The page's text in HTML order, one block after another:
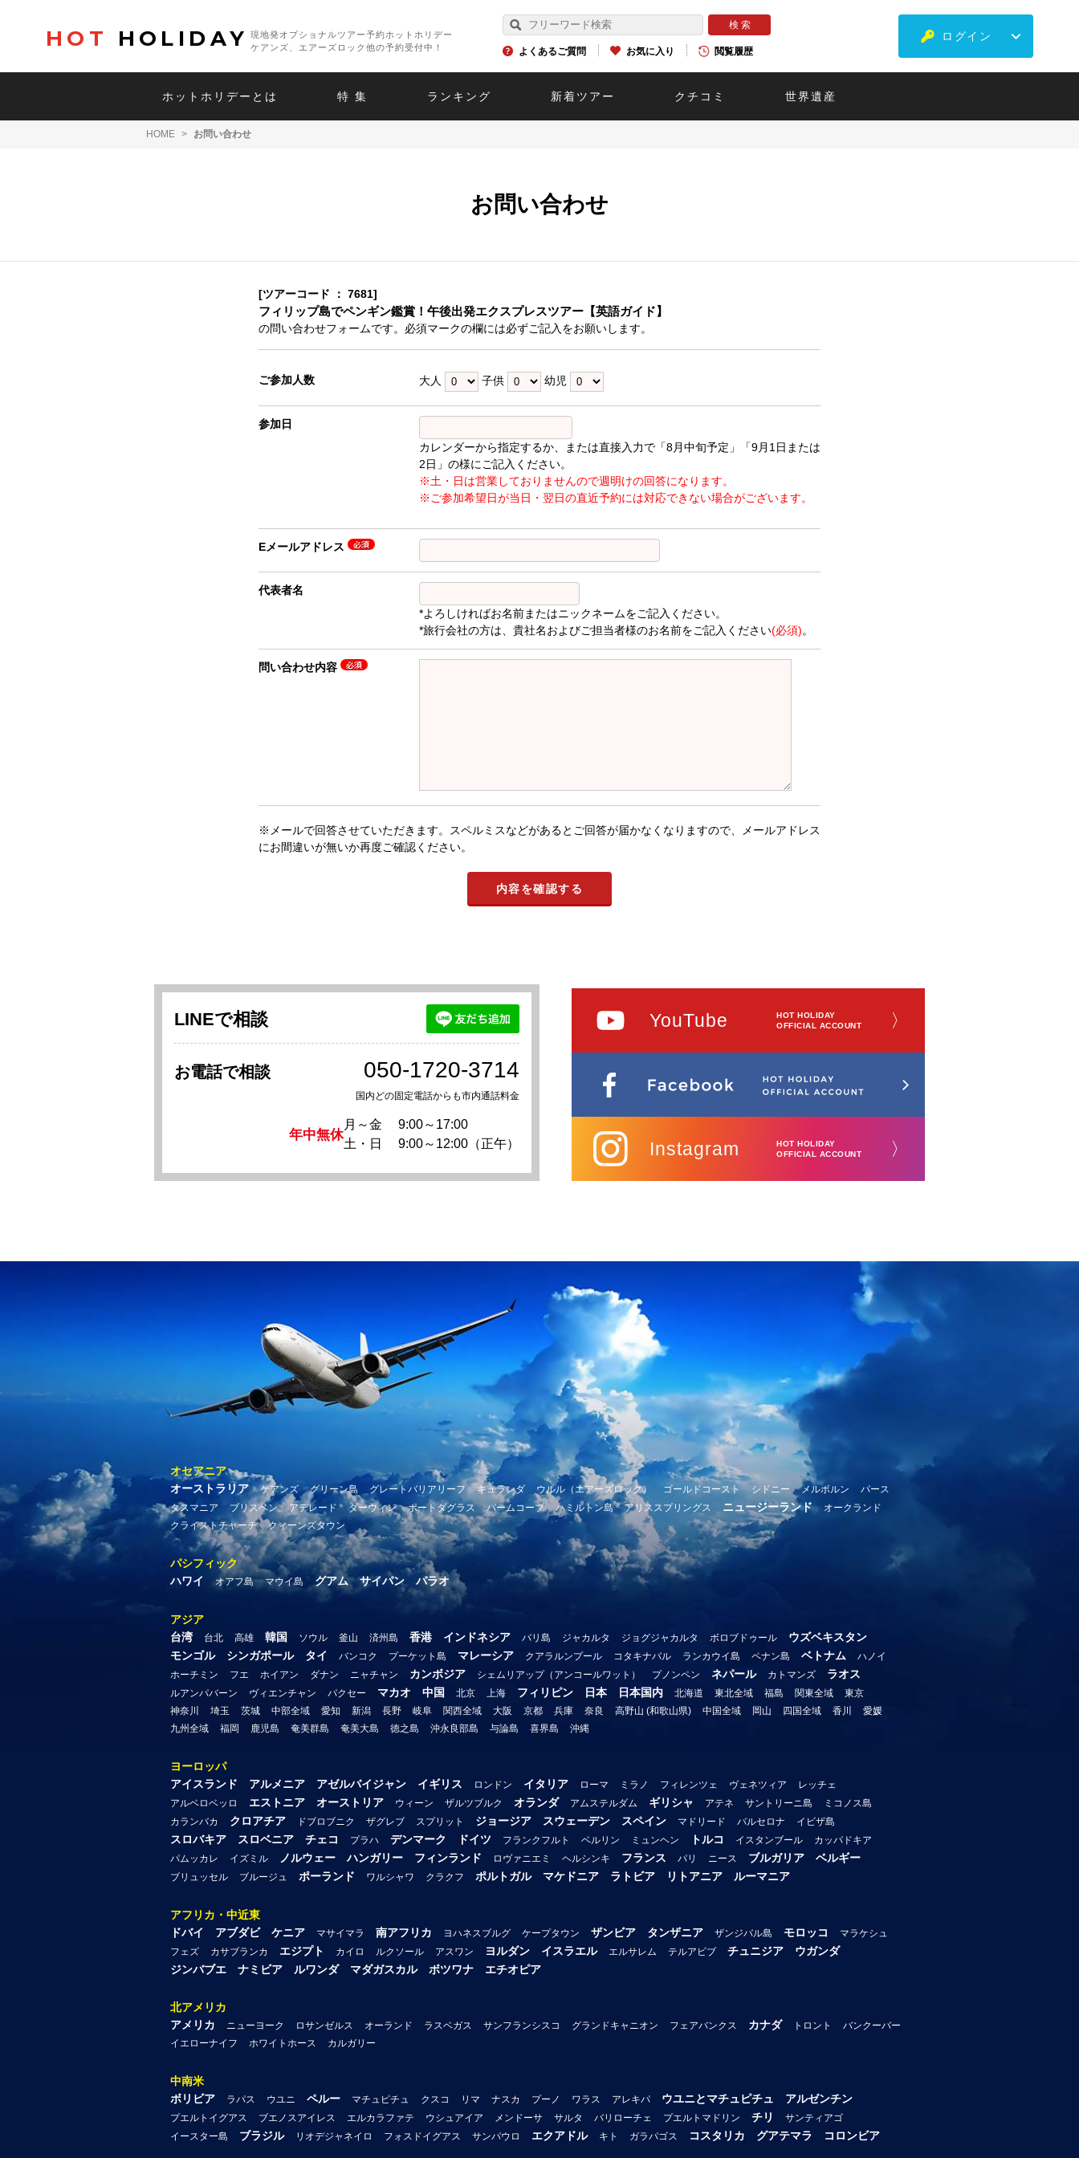
HOT HOLIDAY
現地発オプショナルツアー予約ホットホリデー
ケアンズ、エアーズロック他の予約受付中！
よくあるご質問 お気に入り 閲覧履歴
ログイン
ホットホリデーとは 特 集 ランキング 新着ツアー クチコミ 世界遺産
HOME > お問い合わせ
お問い合わせ
[ツアーコード ： 7681]
フィリップ島でペンギン鑑賞！午後出発エクスプレスツアー【英語ガイド】
の問い合わせフォームです。必須マークの欄には必ずご記入をお願いします。
ご参加人数 大人 子供 幼児
参加日
カレンダーから指定するか、または直接入力で「8月中旬予定」「9月1日または
2日」の様にご記入ください。
※土・日は営業しておりませんので週明けの回答になります。
※ご参加希望日が当日・翌日の直近予約には対応できない場合がございます。
Eメールアドレス
代表者名
*よろしければお名前またはニックネームをご記入ください。
*旅行会社の方は、貴社名およびご担当者様のお名前をご記入ください(必須)。
問い合わせ内容
※メールで回答させていただきます。スペルミスなどがあるとご回答が届かなくなりますので、メールアドレス
にお間違いが無いか再度ご確認ください。
LINEで相談
お電話で相談 050-1720-3714
国内どの固定電話からも市内通話料金
年中無休
月～金
9:00～17:00
土・日
9:00～12:00（正午）
YouTube
HOT HOLIDAY
OFFICIAL ACCOUNT
〉
Instagram
HOT HOLIDAY
OFFICIAL ACCOUNT
〉
オセアニア
オーストラリア
ケアンズ グリーン島 グレートバリアリーフ キュランダ ウルル（エアーズロック） ゴールドコースト シドニー メルボルン
パース
タスマニア
ブリスベン アデレード ダーウィン ポートダグラス パームコーブ ハミルトン島 アリススプリングス ニュージーランド
オークランド
クライストチャーチ
クィーンズタウン
パシフィック
ハワイ
オアフ島 マウイ島 グアム サイパン パラオ
アジア
台湾
台北 高雄 韓国 ソウル 釜山 済州島 香港 インドネシア バリ島 ジャカルタ ジョグジャカルタ ボロブドゥール
ウズベキスタン
モンゴル
シンガポール タイ バンコク プーケット島 マレーシア クアラルンプール コタキナバル ランカウイ島 ペナン島 ベトナム
ハノイ
ホーチミン
フエ ホイアン ダナン ニャチャン カンボジア シェムリアップ（アンコールワット） プノンペン ネパール カトマンズ ラオス
ルアンパバーン ヴィエンチャン パクセー マカオ 中国 北京 上海 フィリピン 日本 日本国内 北海道 東北全域 福島 関東全域
東京
神奈川
埼玉 茨城 中部全域 愛知 新潟 長野 岐阜 関西全域 大阪 京都 兵庫 奈良 高野山 (和歌山県) 中国全域 岡山 四国全域 香川
愛媛
九州全域
福岡 鹿児島 奄美群島 奄美大島 徳之島 沖永良部島 与論島 喜界島 沖縄
ヨーロッパ
アイスランド
アルメニア アゼルバイジャン イギリス ロンドン イタリア ローマ ミラノ フィレンツェ ヴェネツィア
レッチェ
アルベロベッロ
エストニア オーストリア ウィーン ザルツブルク オランダ アムステルダム ギリシャ アテネ サントリーニ島
ミコノス島
カランバカ
クロアチア ドブロブニク ザグレブ スプリット ジョージア スウェーデン スペイン マドリード バルセロナ イビザ島
スロバキア スロベニア チェコ プラハ デンマーク ドイツ フランクフルト ベルリン ミュンヘン トルコ イスタンブール
カッパドキア
パムッカレ
イズミル ノルウェー ハンガリー フィンランド ロヴァニエミ ヘルシンキ フランス パリ ニース ブルガリア ベルギー
ブリュッセル ブルージュ ポーランド ワルシャワ クラクフ ポルトガル マケドニア ラトビア リトアニア ルーマニア
アフリカ・中近東
ドバイ
アブダビ ケニア マサイマラ 南アフリカ ヨハネスブルグ ケープタウン ザンビア タンザニア ザンジバル島 モロッコ
マラケシュ
フェズ
カサブランカ エジプト カイロ ルクソール アスワン ヨルダン イスラエル エルサレム テルアビブ チュニジア
ウガンダ
ジンバブエ
ナミビア ルワンダ マダガスカル ボツワナ エチオピア
北アメリカ
アメリカ
ニューヨーク ロサンゼルス オーランド ラスベガス サンフランシスコ グランドキャニオン フェアバンクス カナダ トロント
バンクーバー
イエローナイフ
ホワイトホース カルガリー
中南米
ボリビア
ラパス ウユニ ペルー マチュピチュ クスコ リマ ナスカ プーノ ワラス アレキパ ウユニとマチュピチュ アルゼンチン
プエルトイグアス ブエノスアイレス エルカラファテ ウシュアイア メンドーサ サルタ バリローチェ プエルトマドリン チリ
サンティアゴ
イースター島
ブラジル リオデジャネイロ フォスドイグアス サンパウロ エクアドル キト ガラパゴス コスタリカ グアテマラ コロンビア